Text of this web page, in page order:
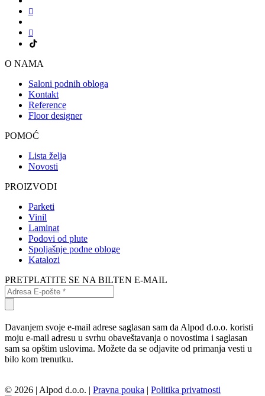
O NAMA
Saloni podnih obloga
Kontakt
Reference
Floor designer
POMOĆ
Lista želja
Novosti
PROIZVODI
Parketi
Vinil
Laminat
Podovi od plute
Spoljašnje podne obloge
Katalozi
PRETPLATITE SE NA BILTEN E-MAIL
Davanjem svoje e-mail adrese saglasan sam da Alpod d.o.o. koristi
moju e-mail adresu u svrhu obaveštavanja o novostima i saglasan
sam sa opštim uslovima. Možete da se odjavite od primanja vesti u
bilo kom trenutku.
© 2026 | Alpod d.o.o. | Pravna pouka | Politika privatnosti